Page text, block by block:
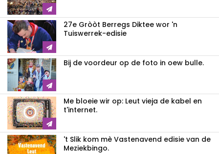
27e Gròòt Berregs Diktee wor 'n
Tuiswerrek-edisie
Bij de voordeur op de foto in oew bulle.
Me bloeie wir op: Leut vieja de kabel en
t'internet.
't Slik kom mè Vastenavend edisie van de
Meziekbingo.